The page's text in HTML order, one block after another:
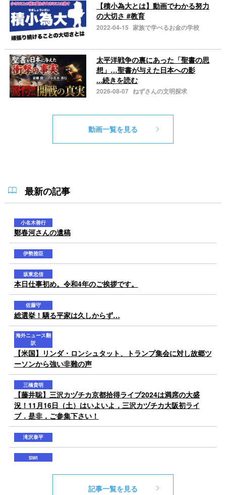
【積小為大とは】動画でわかる努力
の大切さ #教育
2022-04-15 家族で学べるお金の学校
太平洋戦争の裏にあった「聖書の思
想」…聖書が与えた日本への影
...続きを読む
2026-08-07 ねずさんの文明探求
動画一覧を見る
最新の記事
記事一覧を見る